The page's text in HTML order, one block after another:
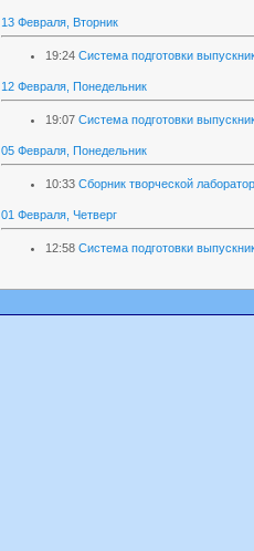
13 Февраля, Вторник
19:24 Система подготовки
12 Февраля, Понедельник
19:07 Система подготовки
05 Февраля, Понедельник
10:33 Сборник творческой
01 Февраля, Четверг
12:58 Система подготовки